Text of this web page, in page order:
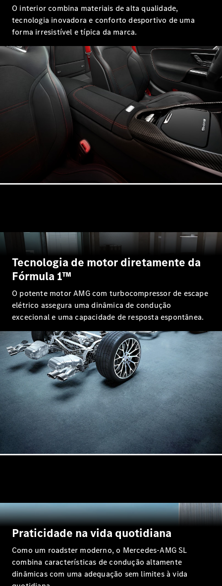
GLA
Novo
GLA Novo Elétrico
GLB Elétrico
GLC
GLC Coupé
GLE
Novo
GLE
Coupé
Novo
Novo
Mercedes-
Maybach
GLS
Station
Todas as
Stations
Shooting
Brake
Elétrico
CLA
Shooting
Brake
Novo
Classe C
Station
Classe C
All-Terrain
Classe
E
Station
Novo
Configurador
Showroom
Online
Compacto
O interior combina materiais de alta qualidade,
tecnologia inovadora e conforto desportivo de uma
forma irresistível e típica da marca.
Tecnologia de motor diretamente da
Fórmula 1™
O potente motor AMG com turbocompressor de escape
elétrico assegura uma dinâmica de condução
excecional e uma capacidade de resposta espontânea.
Praticidade na vida quotidiana
Como um roadster moderno, o Mercedes-AMG SL
combina características de condução altamente
dinâmicas com uma adequação sem limites à vida